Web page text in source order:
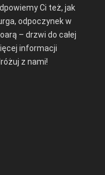
Ci też, jak
odpoczynek w
– drzwi do całej
informacji
z nami!